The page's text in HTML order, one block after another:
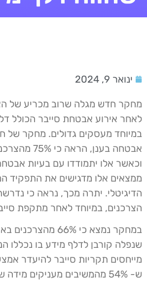
ינואר 9, 2024
מחקר חדש מגלה שרוב מכריע של
לאחר אירוע אבטחת סייבר הכולל
אבטחה בענן,
וכאשר אלו יתמודדו עם בעיות
ממצאים אלו מדגישים את התפקיד
הדיגיטלי. יתרה מכך, נראה כי
הצרכנים, במיוחד לאחר מתקפת
במחקר נמצא כי
מייחסים תקריות סייבר להיעדר
ש- 54% מהמשיבים מעניקים